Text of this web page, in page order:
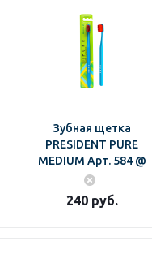
Зубная щетка
PRESIDENT PURE
MEDIUM Арт. 584 @
240руб.